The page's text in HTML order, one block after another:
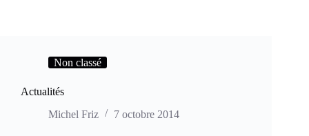
Non classé
Actualités
Michel Friz
7 octobre 2014